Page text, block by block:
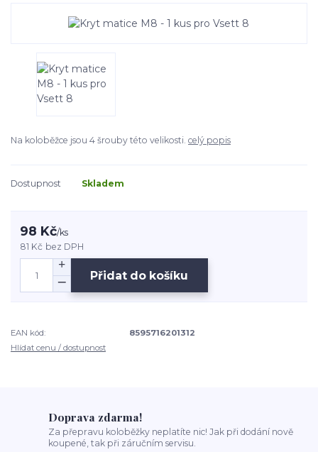
Na koloběžce jsou 4 šrouby této velikosti. celý popis
Dostupnost Skladem
98 Kč/ks
81 Kč bez DPH
Přidat do košíku
EAN kód:
8595716201312
Hlídat cenu / dostupnost
Doprava zdarma!
Za přepravu koloběžky neplatíte nic! Jak při dodání nově
koupené, tak při záručním servisu.